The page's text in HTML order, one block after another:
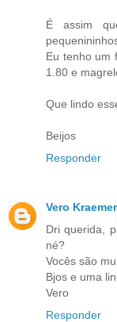
É assim
Eu tenho um
1.80 e
Que lindo
Beijos
Responder
Vero Kraemer
Dri querida,
né?
Vocês são
Bjos e uma
Vero
Responder